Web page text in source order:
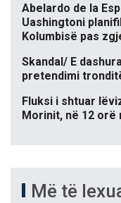
Abelardo de la
Uashingtoni
Kolumbisë pas
Skandal/ E
pretendimi
Fluksi i shtuar
Morinit, në 12 orë
Më të